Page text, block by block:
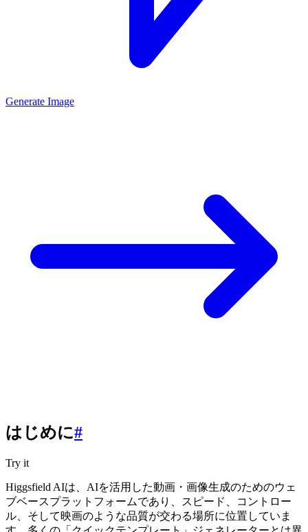
Generate Image
はじめに#
Try it
Higgsfield AIは、AIを活用した動画・画像生成のためのウェ
ブベースプラットフォームであり、スピード、コントロー
ル、そして映画のような品質が交わる場所に位置していま